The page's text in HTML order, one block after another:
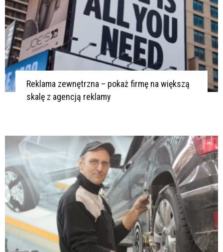
Reklama zewnętrzna – pokaż firmę na większą
skalę z agencją reklamy